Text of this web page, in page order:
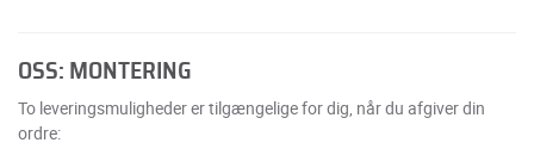
OSS: MONTERING
To leveringsmuligheder er tilgængelige for dig, når du afgiver din
ordre: